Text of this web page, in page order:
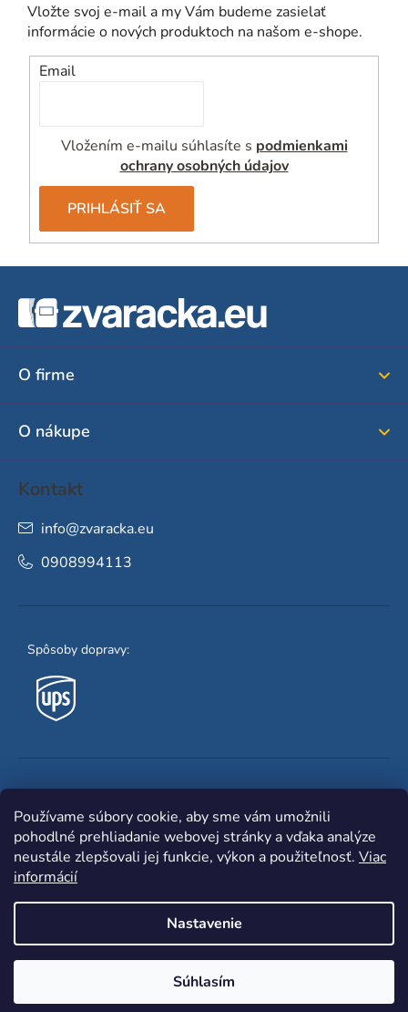
Používame súbory cookie, aby sme vám umožnili
pohodlné prehliadanie webovej stránky a vďaka analýze
neustále zlepšovali jej funkcie, výkon a použiteľnosť. Viac
informácií
Nastavenie
Súhlasím
a
c
i
e
r
v
k
ý
p
s
u
Vložte svoj e-mail a my Vám budeme zasielať
informácie o nových produktoch na našom e-shope.
Email
Vložením e-mailu súhlasíte s podmienkami
ochrany osobných údajov
PRIHLÁSIŤ SA
O firme
O nákupe
Kontakt
info@zvaracka.eu
0908994113
Spôsoby dopravy:
Shoptet |mime digital
vyhradené.